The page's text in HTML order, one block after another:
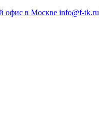
офис в Москве info@f-tk.ru